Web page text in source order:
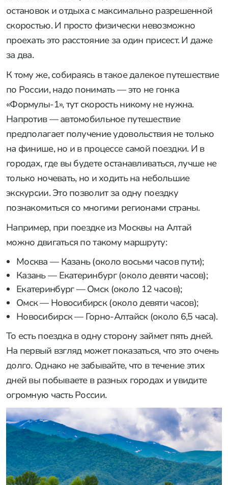
остановок и отдыха с максимально разрешенной
скоростью. И просто физически невозможно
проехать это расстояние за один присест. И даже
за два.
К тому же, собираясь в такое далекое путешествие
по России, надо понимать — это не гонка
«Формулы-1», тут скорость никому не нужна.
Напротив — автомобильное путешествие
предполагает получение удовольствия не только
на финише, но и в процессе самой поездки. И в
городах, где вы будете останавливаться, лучше не
только ночевать, но и ходить на небольшие
экскурсии. Это позволит за одну поездку
познакомиться со многими регионами страны.
Например, при поездке из Москвы на Алтай
можно двигаться по такому маршруту:
Москва — Казань (около восьми часов пути);
Казань — Екатеринбург (около девяти часов);
Екатеринбург — Омск (около 12 часов);
Омск — Новосибирск (около девяти часов);
Новосибирск — Горно-Алтайск (около 6,5 часа).
То есть поездка в одну сторону займет пять дней.
На первый взгляд может показаться, что это очень
долго. Однако не забывайте, что в течение этих
дней вы побываете в разных городах и увидите
огромную часть России.